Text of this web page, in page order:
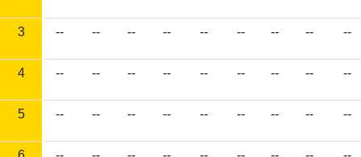
3 -- -- -- -- -- -- -- -- --
4 -- -- -- -- -- -- -- -- --
5 -- -- -- -- -- -- -- -- --